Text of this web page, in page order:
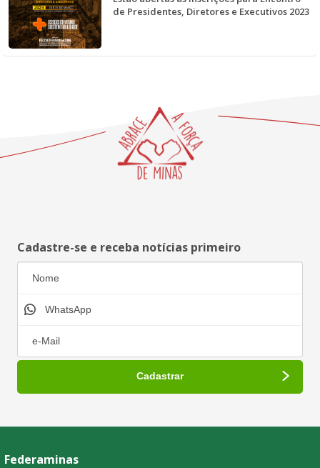
de Presidentes, Diretores e Executivos 2023
Cadastre-se e receba notícias primeiro
Federaminas